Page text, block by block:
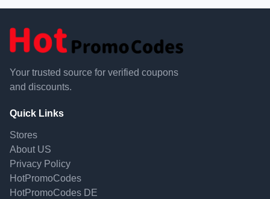
Your trusted source for verified coupons
and discounts.
Quick Links
Stores
About US
Privacy Policy
HotPromoCodes
HotPromoCodes DE